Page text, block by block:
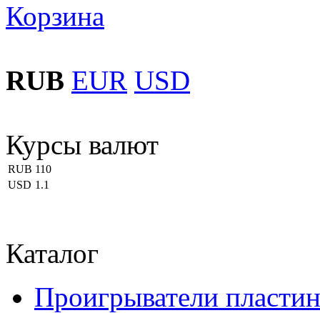
Корзина
RUB EUR USD
Курсы валют
RUB 110
USD 1.1
Каталог
Проигрыватели